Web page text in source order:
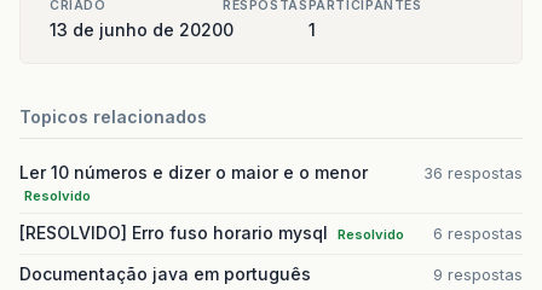
CRIADO
13 de junho de 2020
RESPOSTAS
0
PARTICIPANTES
1
Topicos relacionados
Ler 10 números e dizer o maior e o menor
Resolvido
36 respostas
[RESOLVIDO] Erro fuso horario mysql Resolvido 6 respostas
Documentação java em português 9 respostas